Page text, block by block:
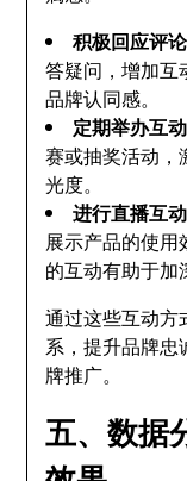
积极回应评论
答疑问，增加互
品牌认同感。
定期举办互
赛或抽奖活动，
光度。
进行直播互动
展示产品的使
的互动有助于加
通过这些互动方
系，提升品牌忠
牌推广。
五、数据